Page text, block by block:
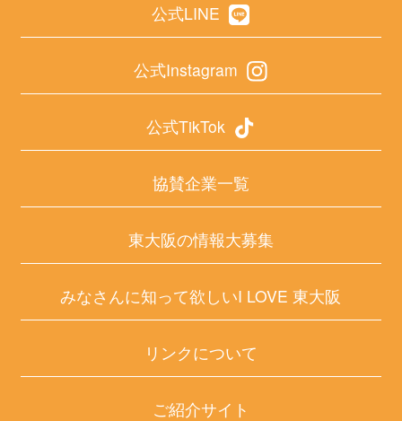
公式LINE
公式Instagram
公式TikTok
協賛企業一覧
東大阪の情報大募集
みなさんに知って欲しいI LOVE 東大阪
リンクについて
ご紹介サイト